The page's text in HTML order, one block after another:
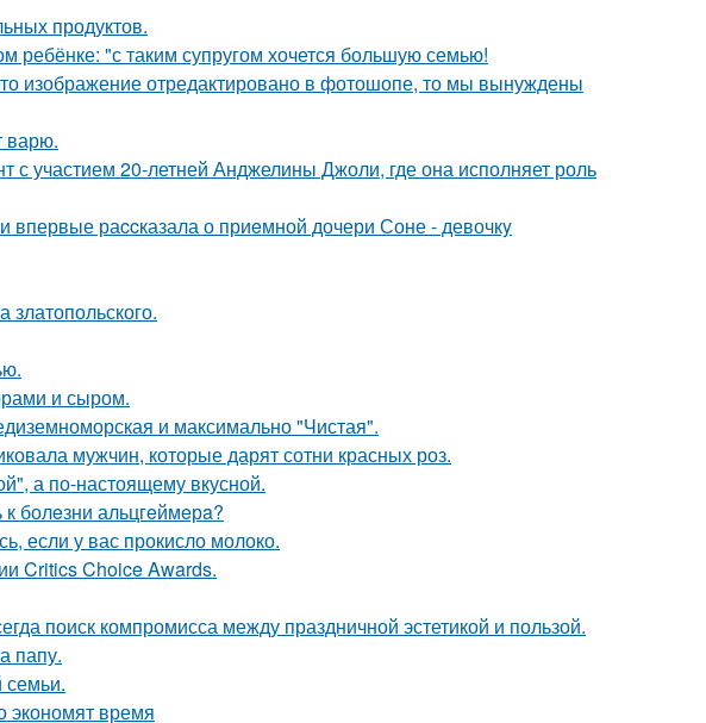
продуктов.
ребёнке: "с таким супругом хочется большую семью!
изображение отредактировано в фотошопе, то мы вынуждены
варю.
с участием 20-летней Анджелины Джоли, где она исполняет роль
раccказала о приeмной дочери Соне - девочкy
и сыром.
и максимально "Чистая".
мужчин, которые дарят сотни красных роз.
а по-настоящему вкусной.
болeзни альцгeймeрa?
если у вас прокисло молоко.
Critics Choice Awards.
поиск компромисса между праздничной эстетикой и пользой.
папу.
семьи.
экономят время